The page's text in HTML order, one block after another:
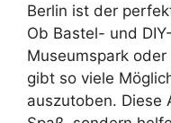
Berlin ist der
Ob Bastel- und
Museumspark
gibt so viele
auszutoben. Diese